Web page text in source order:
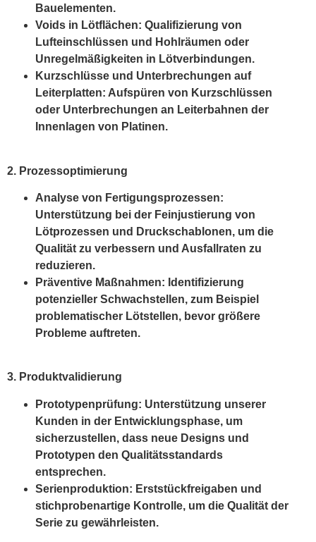
Bauelementen.
Voids in Lötflächen: Qualifizierung von
Lufteinschlüssen und Hohlräumen oder
Unregelmäßigkeiten in Lötverbindungen.
Kurzschlüsse und Unterbrechungen auf
Leiterplatten: Aufspüren von Kurzschlüssen
oder Unterbrechungen an Leiterbahnen der
Innenlagen von Platinen.
2. Prozessoptimierung
Analyse von Fertigungsprozessen:
Unterstützung bei der Feinjustierung von
Lötprozessen und Druckschablonen, um die
Qualität zu verbessern und Ausfallraten zu
reduzieren.
Präventive Maßnahmen: Identifizierung
potenzieller Schwachstellen, zum Beispiel
problematischer Lötstellen, bevor größere
Probleme auftreten.
3. Produktvalidierung
Prototypenprüfung: Unterstützung unserer
Kunden in der Entwicklungsphase, um
sicherzustellen, dass neue Designs und
Prototypen den Qualitätsstandards
entsprechen.
Serienproduktion: Erststückfreigaben und
stichprobenartige Kontrolle, um die Qualität der
Serie zu gewährleisten.